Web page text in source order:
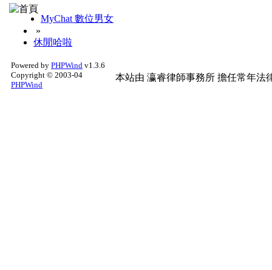
MyChat 數位男女
»
休閒哈啦
Powered by PHPWind v1.3.6
Copyright © 2003-04
PHPWind
本站由 瀛睿律師事務所 擔任常年法